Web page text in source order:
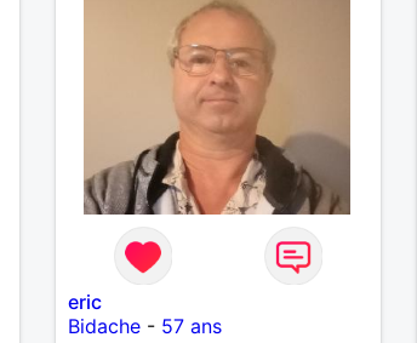
avec qui partager des moments
de complicité, de rire et de
confiance. Je crois qu'une belle
relation commence souvent par
une belle amitié et qu'il n'est
jamais trop tard pour écrire une
nouvelle histoire. Si vous aimez
les échanges sincères, les
valeurs de respect et de
simplicité, nous pourrions faire
connaissance autour d'un café
suivi d'une balade, sans
précipitation et laisser le temps
faire le reste. Au plaisir de vous
eric
Bidache- 57 ans